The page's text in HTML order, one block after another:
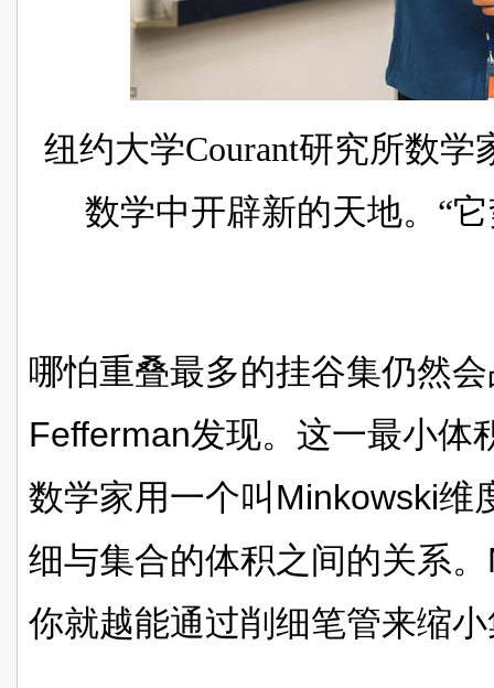
纽约大学Courant研究所数
数学中开辟新的天地。“
哪怕重叠最多的挂谷集仍然
Fefferman发现。这一最小体
数学家用一个叫Minkowski维
细与集合的体积之间的关系
你就越能通过削细笔管来缩